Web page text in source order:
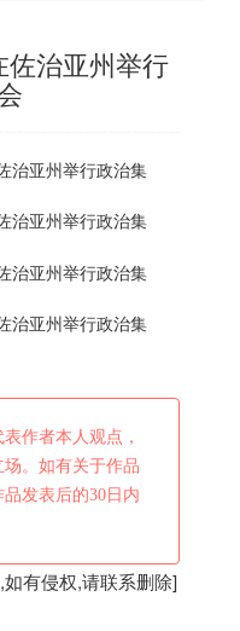
治亚州举行
治亚州举行政治集
治亚州举行政治集
治亚州举行政治集
治亚州举行政治集
作者本人观点，
场。如有关于作品
发表后的30日内
有侵权,请联系删除]